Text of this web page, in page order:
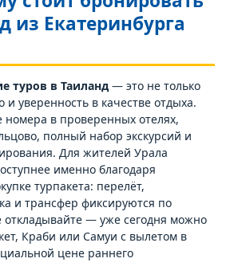
правил въезда — для россиян
дней.
из Екатеринбурга
туров в Таиланд— это не только
уверенность в качестве отдыха.
в проверенных отелях,
полный набор экскурсий и
Для жителей Урала
именно благодаря
турпакета: перелёт,
и трансфер фиксируются по
— уже сегодня можно
Краби или Самуи с вылетом в
цене раннего